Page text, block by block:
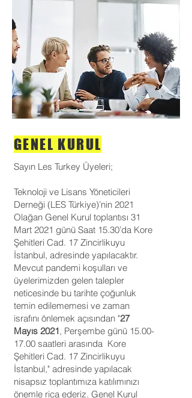
GENEL KURUL
Sayın Les Turkey Üyeleri;
Teknoloji ve Lisans Yöneticileri
Derneği (LES Türkiye)’nin 2021
Olağan Genel Kurul toplantısı 31
Mart 2021 günü Saat 15.30’da Kore
Şehitleri Cad. 17 Zincirlikuyu
İstanbul, adresinde yapılacaktır.
Mevcut pandemi koşulları ve
üyelerimizden gelen talepler
neticesinde bu tarihte çoğunluk
temin edilememesi ve zaman
israfını önlemek açısından "27
Mayıs 2021, Perşembe günü 15.00-
17.00 saatleri arasında Kore
Şehitleri Cad. 17 Zincirlikuyu
İstanbul," adresinde yapılacak
nisapsız toplantımıza katılımınızı
önemle rica ederiz. Genel Kurul